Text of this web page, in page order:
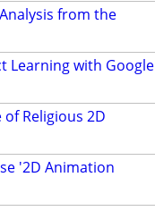
from the
Learning with Google
Religious 2D
'2D Animation